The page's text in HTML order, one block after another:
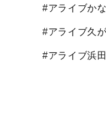
#アライブか
#アライブ久
#アライブ浜